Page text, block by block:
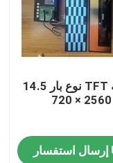
شاشة TFT نوع بار 14.5
إرسال استفسار